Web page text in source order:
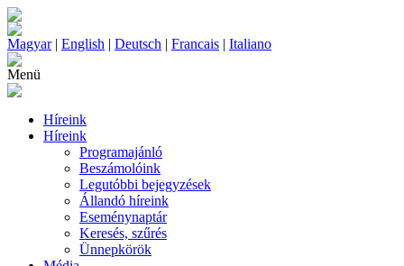
Magyar| English | Deutsch | Francais | Italiano
Menü
Híreink
Híreink
Programajánló
Beszámolóink
Legutóbbi bejegyzések
Állandó híreink
Eseménynaptár
Keresés, szűrés
Ünnepkörök